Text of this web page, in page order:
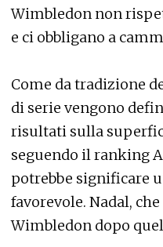
Wimbledon non
e ci obbligano a
Come da tradizione
di serie vengono
risultati sulla
seguendo il ranking
potrebbe significare
favorevole. Nadal,
Wimbledon dopo